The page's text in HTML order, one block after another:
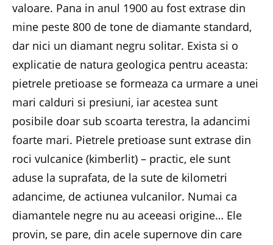
valoare. Pana in anul 1900 au fost extrase din
mine peste 800 de tone de diamante standard,
dar nici un diamant negru solitar. Exista si o
explicatie de natura geologica pentru aceasta:
pietrele pretioase se formeaza ca urmare a unei
mari calduri si presiuni, iar acestea sunt
posibile doar sub scoarta terestra, la adancimi
foarte mari. Pietrele pretioase sunt extrase din
roci vulcanice (kimberlit) – practic, ele sunt
aduse la suprafata, de la sute de kilometri
adancime, de actiunea vulcanilor. Numai ca
diamantele negre nu au aceeasi origine… Ele
provin, se pare, din acele supernove din care